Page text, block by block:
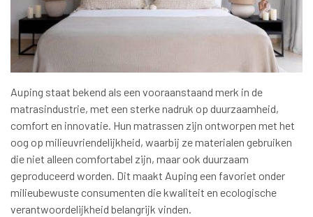
Auping staat bekend als een vooraanstaand merk in de
matrasindustrie, met een sterke nadruk op duurzaamheid,
comfort en innovatie. Hun matrassen zijn ontworpen met het
oog op milieuvriendelijkheid, waarbij ze materialen gebruiken
die niet alleen comfortabel zijn, maar ook duurzaam
geproduceerd worden. Dit maakt Auping een favoriet onder
milieubewuste consumenten die kwaliteit en ecologische
verantwoordelijkheid belangrijk vinden.